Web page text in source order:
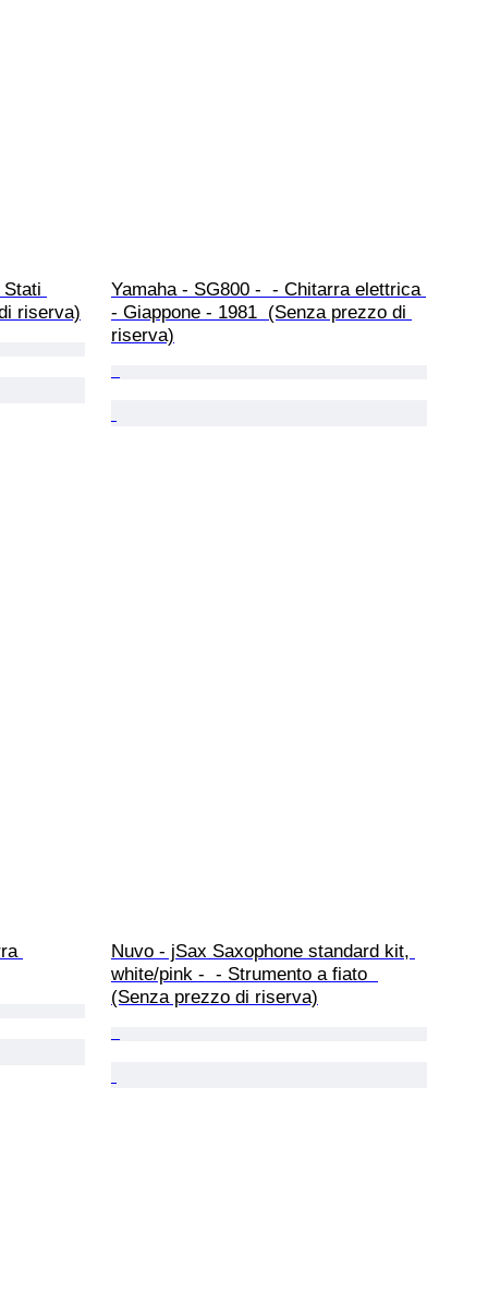
riserva)
Yamaha - SG800 -  - Chitarra elettrica
- Giappone - 1981  (Senza prezzo di
riserva)
Nuvo - jSax Saxophone standard kit,
white/pink -  - Strumento a fiato
(Senza prezzo di riserva)